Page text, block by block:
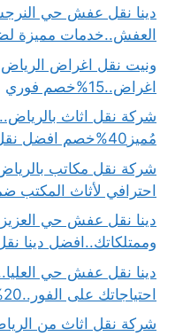
العفش..خدمات مميزة
ونيت نقل اغراض
اغراض..15%خصم فوري
شركة نقل اثاث
مُميز40%خصم افضل نقل اثاث بالرياض..اتصل الـأن
احترافي لأثاث المكتب
وممتلكاتك..افضل دينا
دينا نقل عفش حي
احتياجاتك على الفور..20% خصم
شركة نقل اثاث من